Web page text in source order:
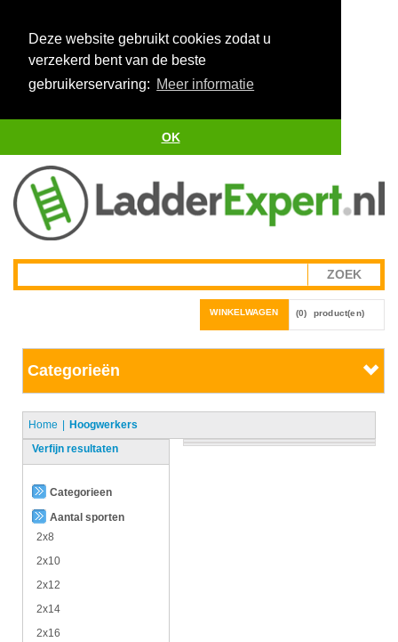
Deze website gebruikt cookies zodat u
verzekerd bent van de beste
gebruikerservaring: Meer informatie
OK
WINKELWAGEN (0) product(en)
Categorieën
Home
Hoogwerkers
Verfijn resultaten
Categorieen
Aantal sporten
2x8
2x10
2x12
2x14
2x16